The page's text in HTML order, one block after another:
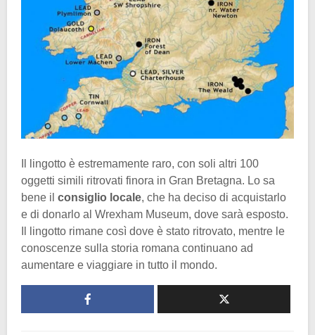
Il lingotto è estremamente raro, con soli altri 100
oggetti simili ritrovati finora in Gran Bretagna. Lo sa
bene il consiglio locale, che ha deciso di acquistarlo
e di donarlo al Wrexham Museum, dove sarà esposto.
Il lingotto rimane così dove è stato ritrovato, mentre le
conoscenze sulla storia romana continuano ad
aumentare e viaggiare in tutto il mondo.